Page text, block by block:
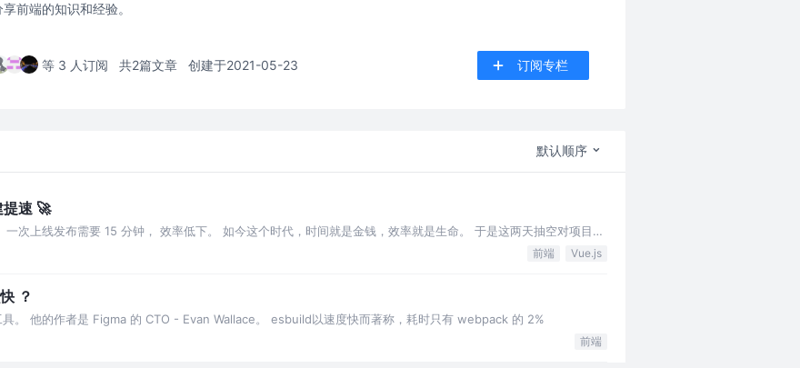
享前端的知识和经验。
等 3 人订阅 共2篇文章 创建于2021-05-23 订阅专栏
默认顺序
速 🚀
次上线发布需要 15 分钟， 效率低下。 如今这个时代，时间就是金钱，效率就是生命。 于是这两天抽空对项目做
前端 Vue.js
？
。 他的作者是 Figma 的 CTO - Evan Wallace。 esbuild以速度快而著称，耗时只有 webpack 的 2%
前端